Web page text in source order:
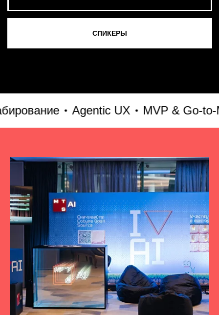
Agentic UX MVP & Go-to-
СМОТРЕТЬ ВСЕ ФОТО